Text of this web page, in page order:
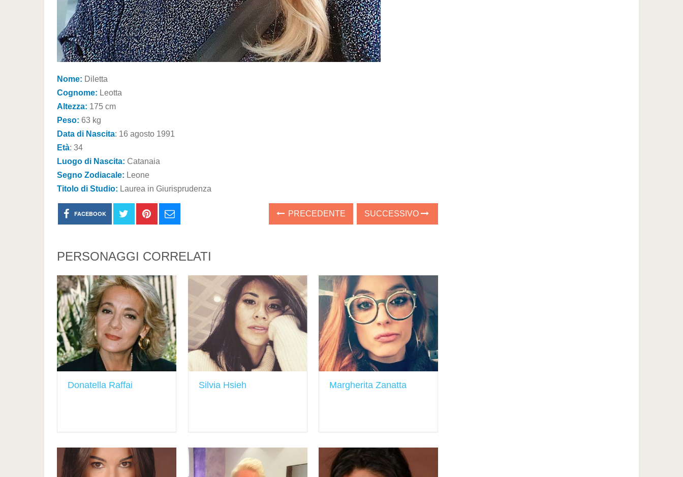
Nome: Diletta
Cognome: Leotta
Altezza: 175 cm
Peso: 63 kg
Data di Nascita: 16 agosto 1991
Età: 34
Luogo di Nascita: Catanaia
Segno Zodiacale: Leone
Titolo di Studio: Laurea in Giurisprudenza
FACEBOOK PRECEDENTE SUCCESSIVO
PERSONAGGI CORRELATI
Donatella Raffai Silvia Hsieh Margherita Zanatta